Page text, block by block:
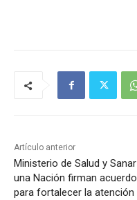
Artículo anterior
Ministerio de Salud y Sanar
una Nación firman acuerdo
para fortalecer la atención